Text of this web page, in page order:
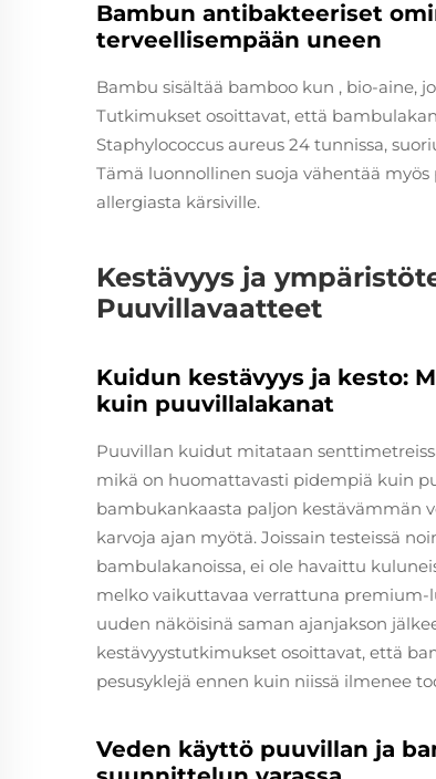
Bambun antibakteeriset
terveellisempään uneen
Bambu sisältää bamboo kun , bio-aine,
Tutkimukset osoittavat, että
Staphylococcus aureus 24 tunnissa,
Tämä luonnollinen suoja vähentää
allergiasta kärsiville.
Kestävyys ja
Puuvillavaatteet
Kuidun kestävyys ja kesto:
kuin puuvillalakanat
Puuvillan kuidut mitataan
mikä on huomattavasti pidempiä kuin
bambukankaasta paljon kestävämmän
karvoja ajan myötä. Joissain testeissä
bambulakanoissa, ei ole havaittu
melko vaikuttavaa verrattuna premium-
uuden näköisinä saman ajanjakson
kestävyystutkimukset osoittavat, että
pesusyklejä ennen kuin niissä ilmenee
Veden käyttö puuvillan ja